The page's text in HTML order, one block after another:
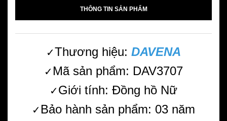
THÔNG TIN SẢN PHẨM
✓Thương hiệu: DAVENA
✓ Mã sản phẩm: DAV3707
✓Giới tính: Đồng hồ Nữ
✓ Bảo hành sản phẩm: 03 năm